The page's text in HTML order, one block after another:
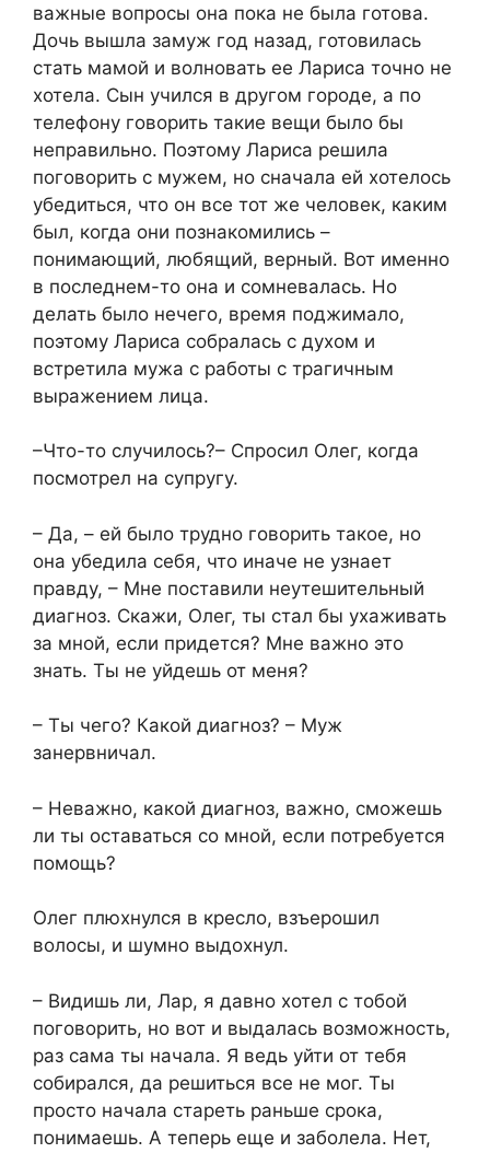
важные вопросы она пока не была готова.
Дочь вышла замуж год назад, готовилась
стать мамой и волновать ее Лариса точно не
хотела. Сын учился в другом городе, а по
телефону говорить такие вещи было бы
неправильно. Поэтому Лариса решила
поговорить с мужем, но сначала ей хотелось
убедиться, что он все тот же человек, каким
был, когда они познакомились –
понимающий, любящий, верный. Вот именно
в последнем-то она и сомневалась. Но
делать было нечего, время поджимало,
поэтому Лариса собралась с духом и
встретила мужа с работы с трагичным
выражением лица.
–Что-то случилось?– Спросил Олег, когда
посмотрел на супругу.
– Да, – ей было трудно говорить такое, но
она убедила себя, что иначе не узнает
правду, – Мне поставили неутешительный
диагноз. Скажи, Олег, ты стал бы ухаживать
за мной, если придется? Мне важно это
знать. Ты не уйдешь от меня?
– Ты чего? Какой диагноз? – Муж
занервничал.
– Неважно, какой диагноз, важно, сможешь
ли ты оставаться со мной, если потребуется
помощь?
Олег плюхнулся в кресло, взъерошил
волосы, и шумно выдохнул.
– Видишь ли, Лар, я давно хотел с тобой
поговорить, но вот и выдалась возможность,
раз сама ты начала. Я ведь уйти от тебя
собирался, да решиться все не мог. Ты
просто начала стареть раньше срока,
понимаешь. А теперь еще и заболела. Нет,